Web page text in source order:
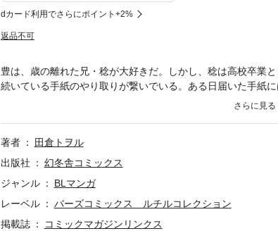
dカード利用でさらにポイント+2%
返品不可
豊は、歳の離れた兄・稔が大好きだ。しかし、稔は高校卒業
続いている手紙のやり取りが繋いでいる。ある日届いた手紙
て、その夜、稔が家に戻ってきた。稔と過ごす久しぶりの夏
著者
田倉トヲル
出版社
幻冬舎コミックス
ジャンル
BLマンガ
レーベル
バーズコミックス ルチルコレクション
掲載誌
コミックマガジンリンクス